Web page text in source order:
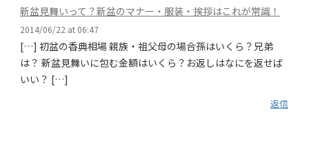
新盆見舞いって？新盆のマナー・服装・挨拶はこれが常識！
2014/06/22 at 06:47
[…] 初盆の香典相場 親族・祖父母の場合孫はいくら？兄弟
は？ 新盆見舞いに包む金額はいくら？お返しはなにを返せば
いい？ […]
返信